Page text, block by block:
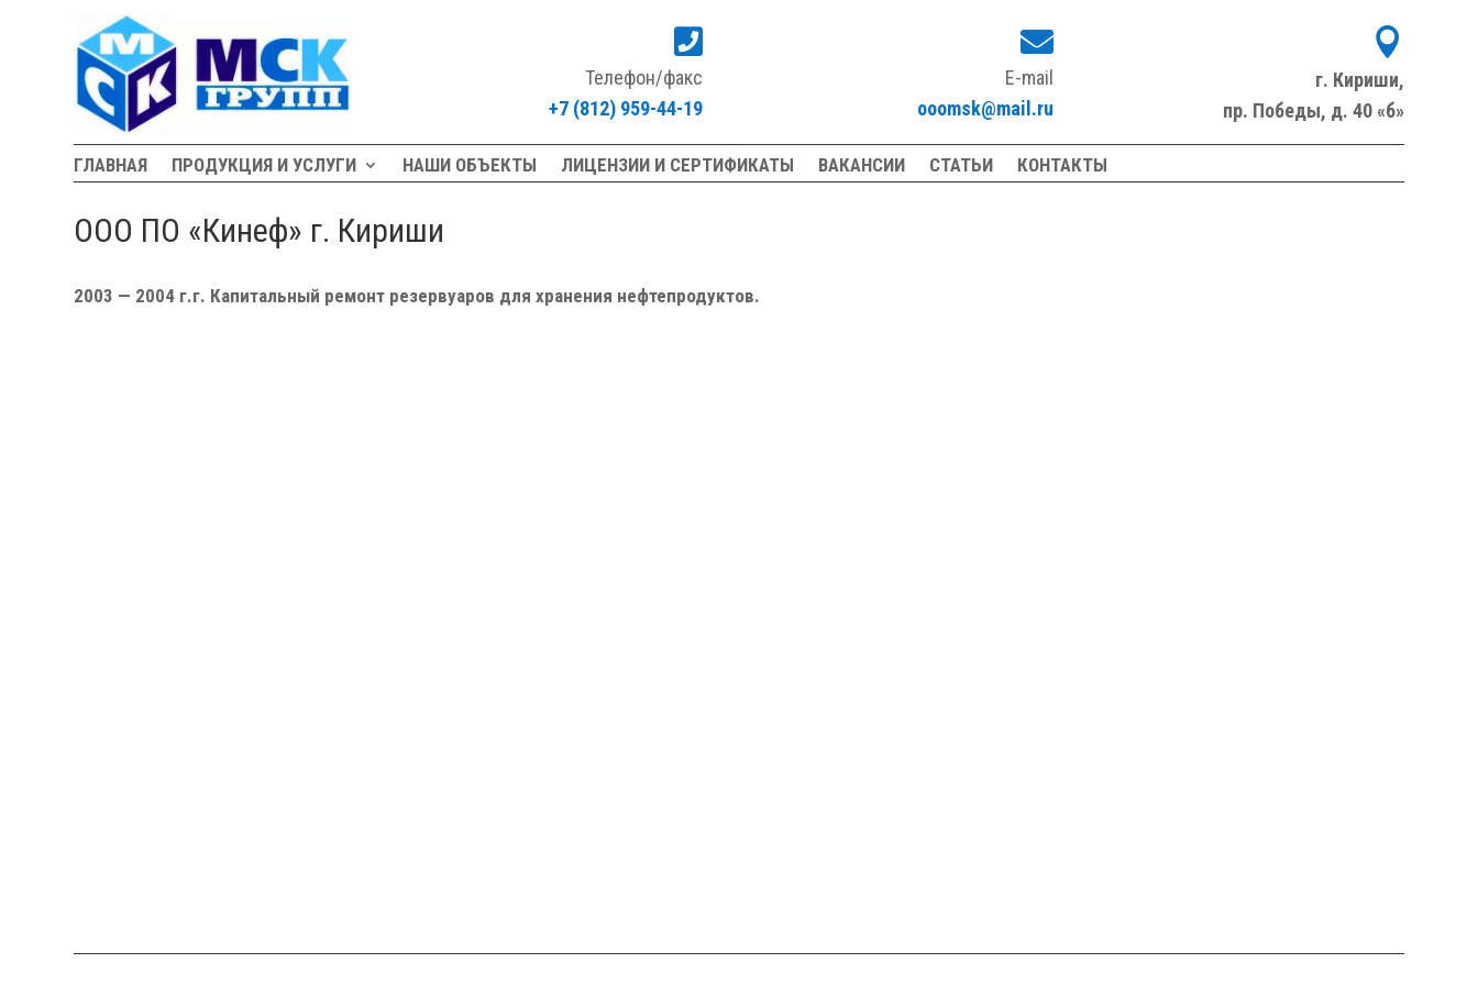

Телефон/факс
+7 (812) 959-44-19

E-mail
ooomsk@mail.ru

г. Кириши,
пр. Победы, д. 40 «б»
ГЛАВНАЯ ПРОДУКЦИЯ И УСЛУГИ НАШИ ОБЪЕКТЫ ЛИЦЕНЗИИ И СЕРТИФИКАТЫ ВАКАНСИИ СТАТЬИ КОНТАКТЫ
ООО ПО «Кинеф» г. Кириши
2003 — 2004 г.г. Капитальный ремонт резервуаров для хранения нефтепродуктов.